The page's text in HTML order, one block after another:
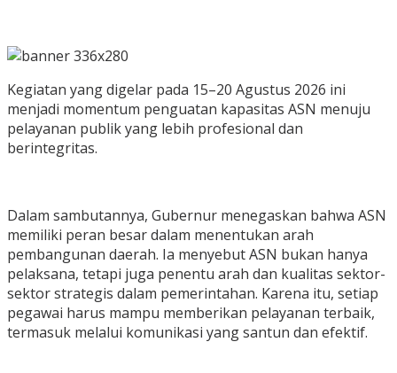
Kegiatan yang digelar pada 15–20 Agustus 2026 ini
menjadi momentum penguatan kapasitas ASN menuju
pelayanan publik yang lebih profesional dan
berintegritas.
Dalam sambutannya, Gubernur menegaskan bahwa ASN
memiliki peran besar dalam menentukan arah
pembangunan daerah. Ia menyebut ASN bukan hanya
pelaksana, tetapi juga penentu arah dan kualitas sektor-
sektor strategis dalam pemerintahan. Karena itu, setiap
pegawai harus mampu memberikan pelayanan terbaik,
termasuk melalui komunikasi yang santun dan efektif.